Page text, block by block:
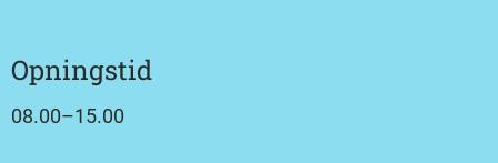
Opningstid
08.00–15.00